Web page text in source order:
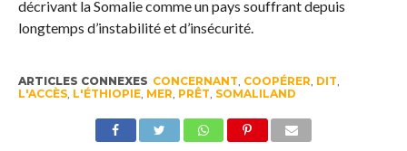
décrivant la Somalie comme un pays souffrant depuis
longtemps d’instabilité et d’insécurité.
ARTICLES CONNEXES CONCERNANT, COOPÉRER, DIT,
L'ACCÈS, L'ÉTHIOPIE, MER, PRÊT, SOMALILAND